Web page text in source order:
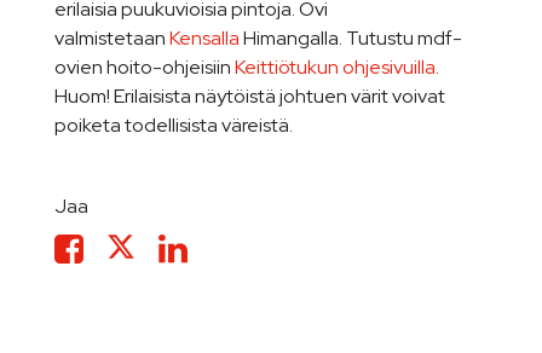
erilaisia puukuvioisia pintoja. Ovi
valmistetaanKensallaHimangalla. Tutustu mdf-
ovien hoito-ohjeisiinKeittiötukun ohjesivuilla.
Huom! Erilaisista näytöistä johtuen värit voivat
poiketa todellisista väreistä.
Jaa